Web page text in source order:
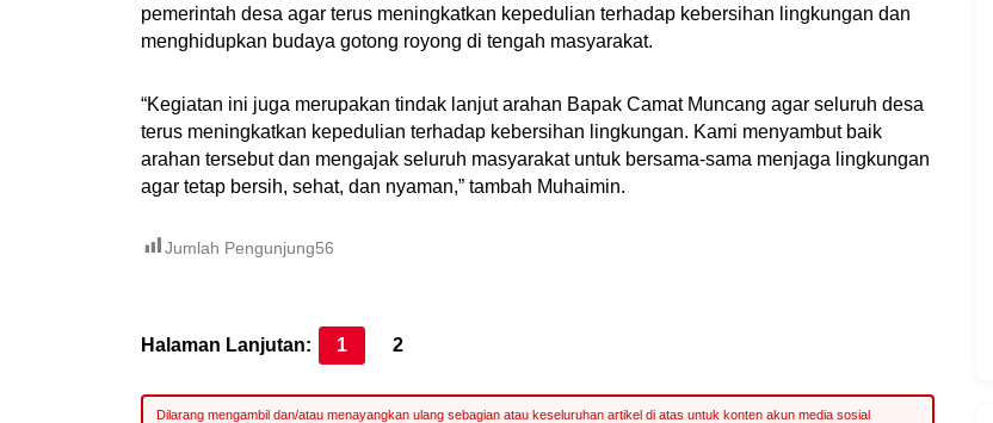
pemerintah desa agar terus meningkatkan kepedulian terhadap kebersihan lingkungan dan
menghidupkan budaya gotong royong di tengah masyarakat.
“Kegiatan ini juga merupakan tindak lanjut arahan Bapak Camat Muncang agar seluruh desa
terus meningkatkan kepedulian terhadap kebersihan lingkungan. Kami menyambut baik
arahan tersebut dan mengajak seluruh masyarakat untuk bersama-sama menjaga lingkungan
agar tetap bersih, sehat, dan nyaman,” tambah Muhaimin.
Jumlah Pengunjung56
Halaman Lanjutan: 1 2